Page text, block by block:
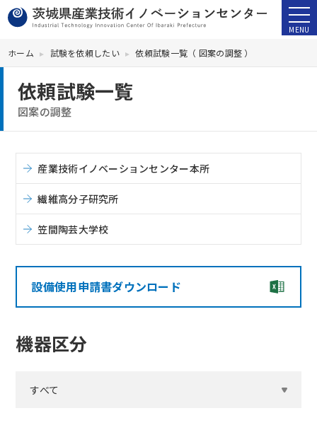
ホーム 試験を依頼したい 依頼試験一覧（ 図案の調整 ）
依頼試験一覧
図案の調整
産業技術イノベーションセンター本所
繊維高分子研究所
笠間陶芸大学校
設備使用申請書ダウンロード
機器区分
すべて